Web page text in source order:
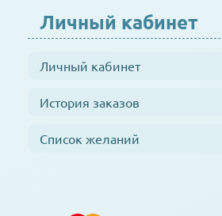
Личный кабинет
Личный кабинет
История заказов
Список желаний